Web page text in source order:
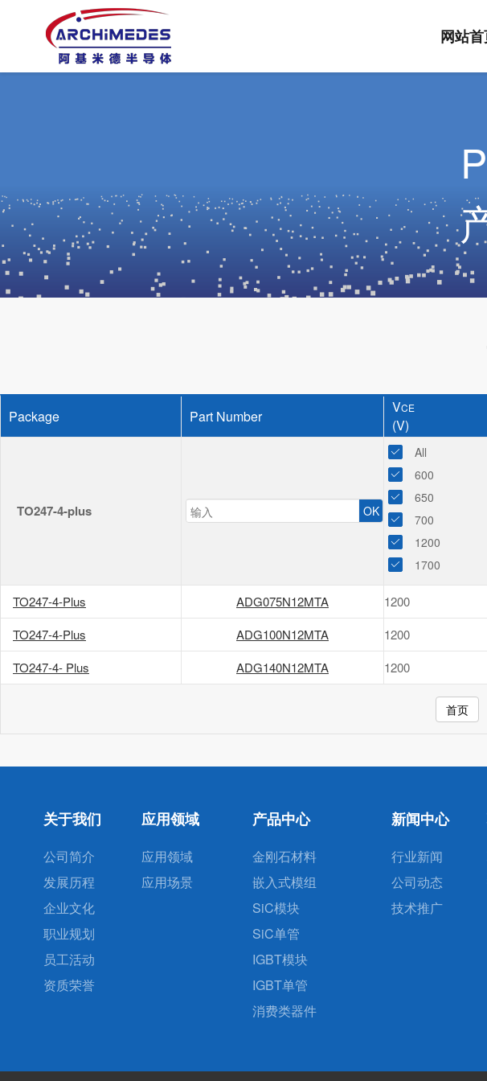
网站
Package Part Number
VCE
(V)
TO247-4-plus
All
600
650
700
1200
1700
TO247-4-Plus ADG075N12MTA 1200
TO247-4-Plus
ADG100N12MTA 1200
TO247-4- Plus
ADG140N12MTA 1200
首页
关于我们
公司简介
发展历程
企业文化
职业规划
员工活动
资质荣誉
应用领域
应用领域
应用场景
产品中心
金刚石材料
嵌入式模组
SiC模块
SiC单管
IGBT模块
IGBT单管
消费类器件
新闻中心
行业新闻
公司动态
技术推广